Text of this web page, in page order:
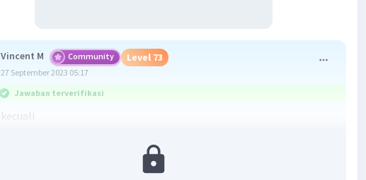
Vincent M Community Level 73
27 September 2023 05:17
Jawaban terverifikasi
kecuali
Balas